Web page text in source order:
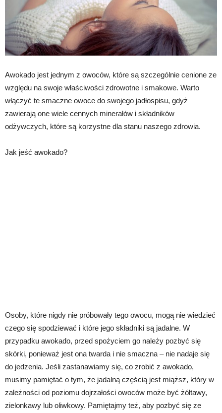
Awokado jest jednym z owoców, które są szczególnie cenione ze
względu na swoje właściwości zdrowotne i smakowe. Warto
włączyć te smaczne owoce do swojego jadłospisu, gdyż
zawierają one wiele cennych minerałów i składników
odżywczych, które są korzystne dla stanu naszego zdrowia.
Jak jeść awokado?
Osoby, które nigdy nie próbowały tego owocu, mogą nie wiedzieć
czego się spodziewać i które jego składniki są jadalne. W
przypadku awokado, przed spożyciem go należy pozbyć się
skórki, ponieważ jest ona twarda i nie smaczna – nie nadaje się
do jedzenia. Jeśli zastanawiamy się, co zrobić z awokado,
musimy pamiętać o tym, że jadalną częścią jest miąższ, który w
zależności od poziomu dojrzałości owoców może być żółtawy,
zielonkawy lub oliwkowy. Pamiętajmy też, aby pozbyć się ze